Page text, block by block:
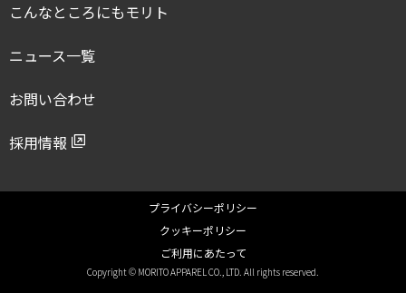
こんなところにもモリト
ニュース一覧
お問い合わせ
採用情報
プライバシーポリシー
クッキーポリシー
ご利用にあたって
Copyright © MORITO APPAREL CO., LTD. All rights reserved.